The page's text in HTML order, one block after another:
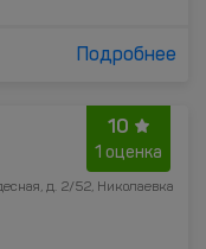
Подробнее
10
1 оценка
д. 2/52, Николаевка